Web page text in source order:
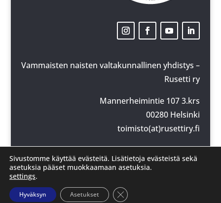
Vammaisten naisten valtakunnallinen yhdistys –
Rusetti ry
Mannerheimintie 107 3.krs
00280 Helsinki
toimisto(at)rusettiry.fi
y-tunnus: 2924154-5
© Rusetti ry
Sivustomme käyttää evästeitä. Lisätietoja evästeistä sekä
asetuksia pääset muokkaamaan asetuksia.
settings.
Hyväksyn Asetukset Sulje evästebanneri